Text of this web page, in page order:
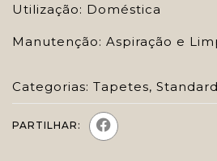
Utilização: Doméstica
Manutenção: Aspiração e
Categorias: Tapetes, Standard
PARTILHAR: